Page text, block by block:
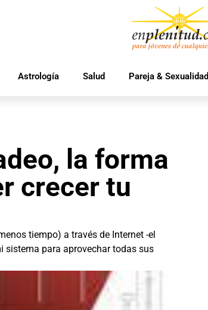
Astrología Salud Pareja & Sexualidad
la forma
crecer tu
tiempo) a través de Internet -el
sistema para aprovechar todas sus